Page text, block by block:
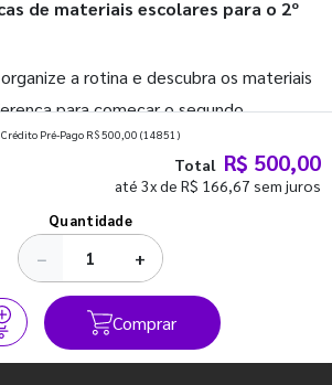
de materiais escolares para o 2º
a rotina e descubra os materiais
para começar o segundo
direito. Confira!
Crédito Pré-Pago R$ 500,00 (14851)
Total R$ 500,00
até 3x de R$ 166,67 sem juros
Quantidade
− +
Comprar